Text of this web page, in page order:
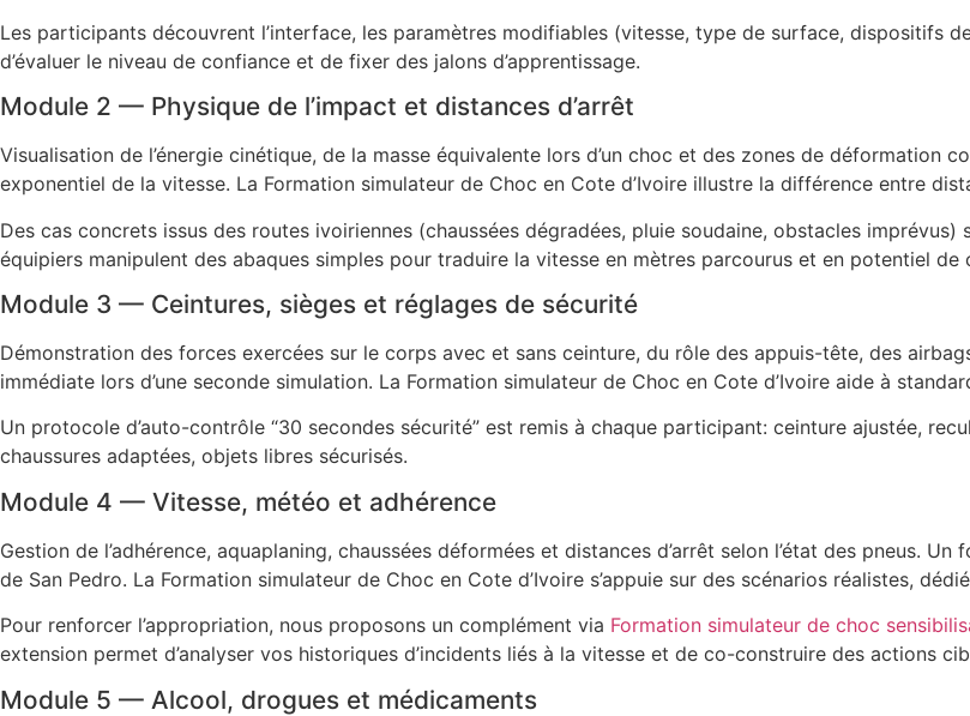
Les participants découvrent l’interface, les paramètres modifiables (vitesse, type de surface, dispositifs
d’évaluer le niveau de confiance et de fixer des jalons d’apprentissage.
Module 2 — Physique de l’impact et distances d’arrêt
Visualisation de l’énergie cinétique, de la masse équivalente lors d’un choc et des zones de déformation
exponentiel de la vitesse. La Formation simulateur de Choc en Cote d’Ivoire illustre la différence entre
Des cas concrets issus des routes ivoiriennes (chaussées dégradées, pluie soudaine, obstacles
équipiers manipulent des abaques simples pour traduire la vitesse en mètres parcourus et en potentiel de
Module 3 — Ceintures, sièges et réglages de sécurité
Démonstration des forces exercées sur le corps avec et sans ceinture, du rôle des appuis-tête, des
immédiate lors d’une seconde simulation. La Formation simulateur de Choc en Cote d’Ivoire aide à
Un protocole d’auto-contrôle “30 secondes sécurité” est remis à chaque participant: ceinture ajustée,
chaussures adaptées, objets libres sécurisés.
Module 4 — Vitesse, météo et adhérence
Gestion de l’adhérence, aquaplaning, chaussées déformées et distances d’arrêt selon l’état des pneus.
de San Pedro. La Formation simulateur de Choc en Cote d’Ivoire s’appuie sur des scénarios réalistes,
Pour renforcer l’appropriation, nous proposons un complément via Formation simulateur de choc
extension permet d’analyser vos historiques d’incidents liés à la vitesse et de co-construire des actions
Module 5 — Alcool, drogues et médicaments